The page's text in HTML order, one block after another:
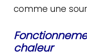
comme une
chaleur